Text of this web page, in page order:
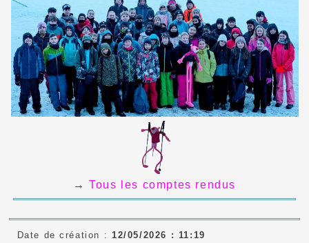
→Tous les comptes rendus
Date de création : 12/05/2026 : 11:19